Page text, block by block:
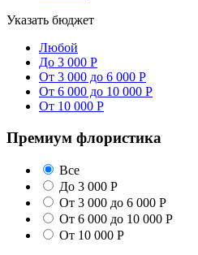
Указать бюджет
Любой
До 3 000 Р
От 3 000 до 6 000 Р
От 6 000 до 10 000 Р
От 10 000 Р
Премиум флористика
Все
До 3 000 Р
От 3 000 до 6 000 Р
От 6 000 до 10 000 Р
От 10 000 Р